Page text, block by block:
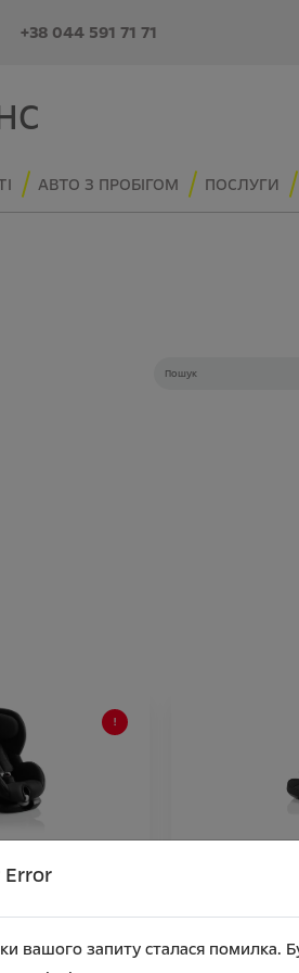
+38 044 591 71 71
АВТО З ПРОБІГОМ ПОСЛУГИ
8 до 18 кг (група
23 379.78
Дитяче
Ціна аксесуара
Error
вашого запиту сталася помилка.